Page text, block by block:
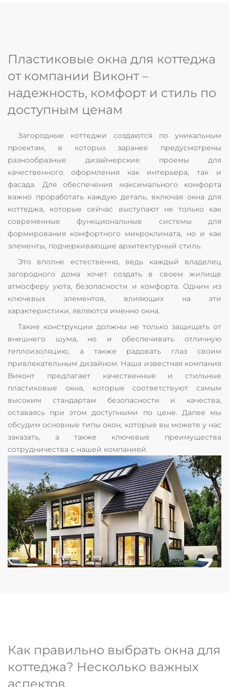
Пластиковые окна для коттеджа
от компании Виконт –
надежность, комфорт и стиль по
доступным ценам
Загородные коттеджи создаются по уникальным
проектам, в которых заранее предусмотрены
разнообразные дизайнерские проемы для
качественного оформления как интерьера, так и
фасада. Для обеспечения максимального комфорта
важно проработать каждую деталь, включая окна для
коттеджа, которые сейчас выступают не только как
современные функциональные системы для
формирования комфортного микроклимата, но и как
элементы, подчеркивающие архитектурный стиль.
Это вполне естественно, ведь каждый владелец
загородного дома хочет создать в своем жилище
атмосферу уюта, безопасности и комфорта. Одним из
ключевых элементов, влияющих на эти
характеристики, являются именно окна.
Такие конструкции должны не только защищать от
внешнего шума, но и обеспечивать отличную
теплоизоляцию, а также радовать глаз своим
привлекательным дизайном. Наша известная компания
Виконт предлагает качественные и стильные
пластиковые окна, которые соответствуют самым
высоким стандартам безопасности и качества,
оставаясь при этом доступными по цене. Далее мы
обсудим основные типы окон, которые вы можете у нас
заказать, а также ключевые преимущества
сотрудничества с нашей компанией.
Как правильно выбрать окна для
коттеджа? Несколько важных
аспектов